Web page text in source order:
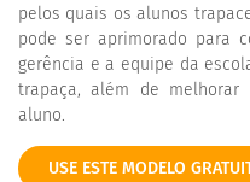
pelos quais os alunos
pode ser aprimorado para
gerência e a equipe da
trapaça, além de melhorar
aluno.
USE ESTE MODELO